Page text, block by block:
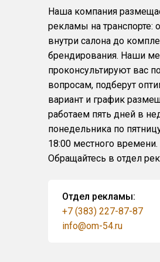
Наша компания
рекламы на транспорте:
внутри салона до
брендирования. Наши
проконсультируют вас
вопросам, подберут
вариант и график
работаем пять дней в
понедельника по
18:00 местного времени.
Обращайтесь в отдел
Отдел рекламы:
+7 (383) 227-87-87
info@om-54.ru